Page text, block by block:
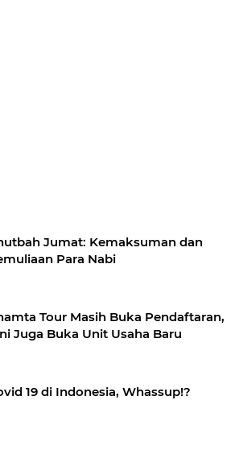
Jumat: Kemaksuman dan
Para Nabi
Tour Masih Buka Pendaftaran,
Juga Buka Unit Usaha Baru
19 di Indonesia, Whassup!?